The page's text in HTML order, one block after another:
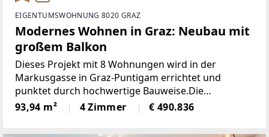
EIGENTUMSWOHNUNG 8020 GRAZ
Modernes Wohnen in Graz: Neubau mit
großem Balkon
Dieses Projekt mit 8 Wohnungen wird in der
Markusgasse in Graz-Puntigam errichtet und
punktet durch hochwertige Bauweise.Die
Grundrisse der einzelnen Wohnungen - zwischen
rund 63 und 127 Quadratmeter - sind optimal
93,94 m² 4 Zimmer € 490.836